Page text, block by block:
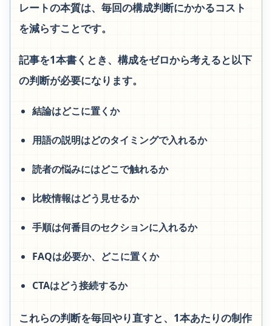
レートの本質は、毎回の構成判断にかかるコスト
を減らすことです。
記事を1本書くとき、構成をゼロから考えると以下
の判断が必要になります。
結論はどこに置くか
用語の説明はどのタイミングで入れるか
読者の悩みにはどこで触れるか
比較情報はどう見せるか
手順は何番目のセクションに入れるか
FAQは必要か、どこに置くか
CTAはどう接続するか
これらの判断を毎回やり直すと、1本あたりの制作